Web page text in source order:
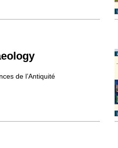
de l’Antiquité